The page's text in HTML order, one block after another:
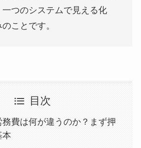
つのシステムで見える化
ことです。
目次
務費は何が違うのか？まず押
本